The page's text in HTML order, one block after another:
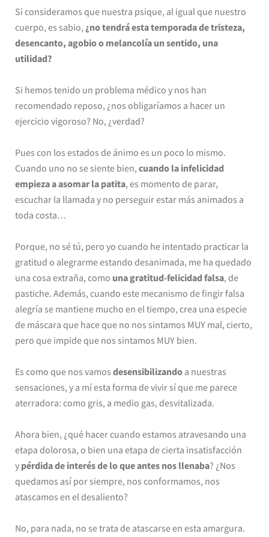
Si consideramos que nuestra psique, al igual que nuestro
cuerpo, es sabio, ¿no tendrá esta temporada de tristeza,
desencanto, agobio o melancolía un sentido, una
utilidad?
Si hemos tenido un problema médico y nos han
recomendado reposo, ¿nos obligaríamos a hacer un
ejercicio vigoroso? No, ¿verdad?
Pues con los estados de ánimo es un poco lo mismo.
Cuando uno no se siente bien, cuando la infelicidad
empieza a asomar la patita, es momento de parar,
escuchar la llamada y no perseguir estar más animados a
toda costa…
Porque, no sé tú, pero yo cuando he intentado practicar la
gratitud o alegrarme estando desanimada, me ha quedado
una cosa extraña, como una gratitud-felicidad falsa, de
pastiche. Además, cuando este mecanismo de fingir falsa
alegría se mantiene mucho en el tiempo, crea una especie
de máscara que hace que no nos sintamos MUY mal, cierto,
pero que impide que nos sintamos MUY bien.
Es como que nos vamos desensibilizando a nuestras
sensaciones, y a mí esta forma de vivir sí que me parece
aterradora: como gris, a medio gas, desvitalizada.
Ahora bien, ¿qué hacer cuando estamos atravesando una
etapa dolorosa, o bien una etapa de cierta insatisfacción
y pérdida de interés de lo que antes nos llenaba? ¿Nos
quedamos así por siempre, nos conformamos, nos
atascamos en el desaliento?
No, para nada, no se trata de atascarse en esta amargura.